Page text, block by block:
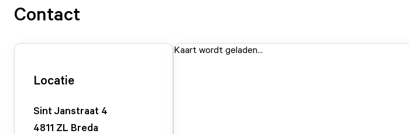
Contact
Locatie
Sint Janstraat 4
4811 ZL Breda
Kaart wordt geladen...